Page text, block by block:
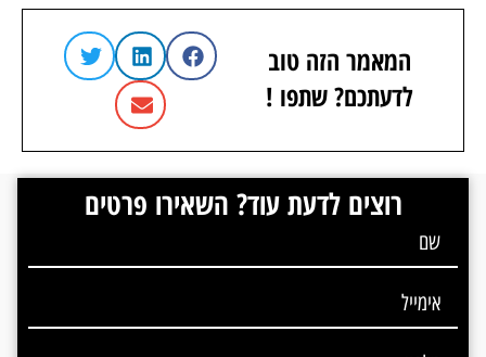
המאמר הזה טוב
לדעתכם? שתפו !
רוצים לדעת עוד? השאירו פרטים